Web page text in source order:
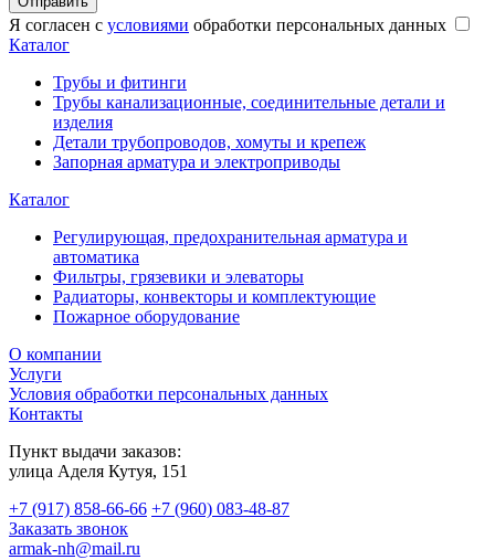
Я согласен с условиями обработки персональных данных
Каталог
Трубы и фитинги
Трубы канализационные, соединительные детали и
изделия
Детали трубопроводов, хомуты и крепеж
Запорная арматура и электроприводы
Каталог
Регулирующая, предохранительная арматура и
автоматика
Фильтры, грязевики и элеваторы
Радиаторы, конвекторы и комплектующие
Пожарное оборудование
О компании
Услуги
Условия обработки персональных данных
Контакты
Пункт выдачи заказов:
​улица Аделя Кутуя, 151
+7 (917) 858-66-66 +7 (960) 083-48-87
Заказать звонок
armak-nh@mail.ru